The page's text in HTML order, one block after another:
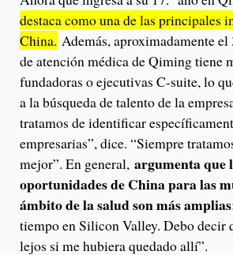
destaca como una de las principales
China. Además, aproximadamente
de atención médica de Qiming tiene
fundadoras o ejecutivas C-suite, lo
a la búsqueda de talento de la
tratamos de identificar
empresarias”, dice. “Siempre
mejor”. En general, argumenta que
oportunidades de China para las
ámbito de la salud son más amplias
tiempo en Silicon Valley. Debo decir
lejos si me hubiera quedado allí”.